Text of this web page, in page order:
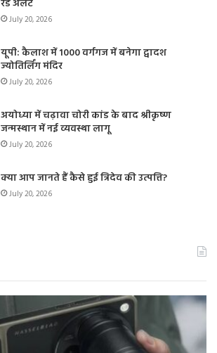
रेड अलर्ट
July 20, 2026
यूपी: कैलाश में 1000 वर्गगज में बनेगा द्वादश
ज्योतिर्लिंग मंदिर
July 20, 2026
अयोध्या में चढ़ावा चोरी कांड के बाद श्रीकृष्ण
जन्मस्थान में नई व्यवस्था लागू
July 20, 2026
क्या आप जानते हैं कैसे हुई त्रिदेव की उत्पत्ति?
July 20, 2026